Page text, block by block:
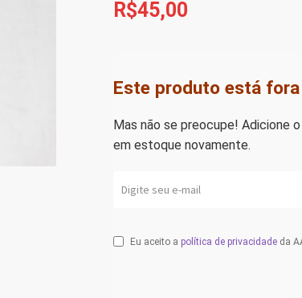
R$45,00
Este produto está
Mas não se preocupe! Adicione
em estoque novamente.
Eu aceito a política de privacidadeda